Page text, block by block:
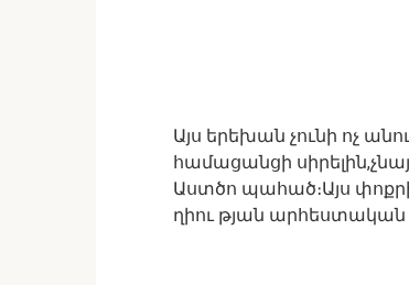
Այս երեխան չունի ոչ
համացանցի
Աստծո պահած։Այս
ղիու թյան